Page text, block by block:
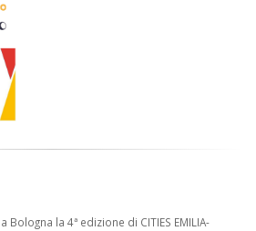
Bologna la 4ª edizione di CITIES EMILIA-